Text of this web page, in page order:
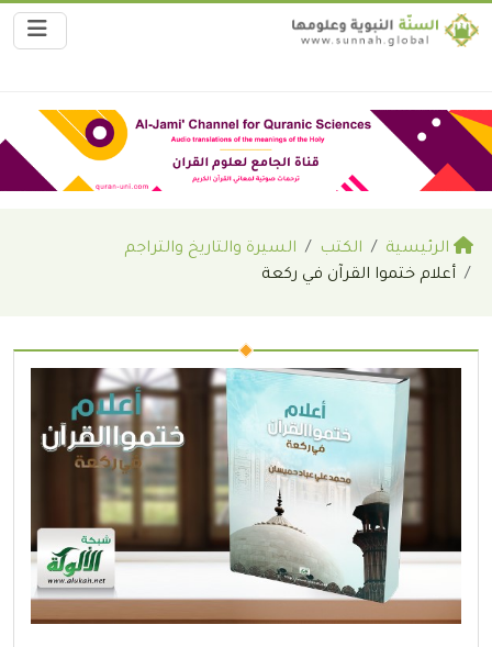
الرئيسية الكتب
السيرة والتاريخ والتراجم
أعلام ختموا القرآن في ركعة